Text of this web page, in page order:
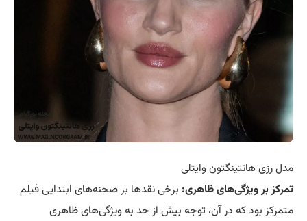
مدل رزی هانتینگتون وایتلی
تمرکز بر ویژگی‌های ظاهری: برخی نقدها بر صحنه‌های ابتدایی فیلم
متمرکز بود که در آن، توجه بیش از حد به ویژگی‌های ظاهری